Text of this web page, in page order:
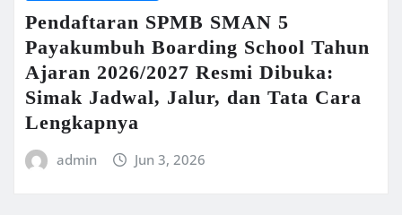
Pendaftaran SPMB SMAN 5
Payakumbuh Boarding School Tahun
Ajaran 2026/2027 Resmi Dibuka:
Simak Jadwal, Jalur, dan Tata Cara
Lengkapnya
admin Jun 3, 2026